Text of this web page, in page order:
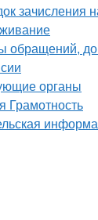
зачисления
обращений,
органы
Грамотность